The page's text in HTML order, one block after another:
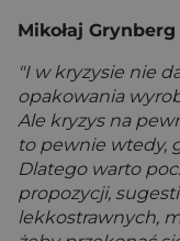
Mikołaj Grynberg
"I w kryzysie nie
opakowania
Ale kryzys na
to pewnie wtedy,
Dlatego warto
propozycji,
lekkostrawnych,